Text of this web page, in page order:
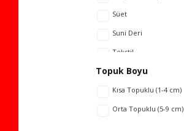
Süet
Suni Deri
Tekstil
Triko
Topuk Boyu
Kısa Topuklu (1-4 cm)
Orta Topuklu (5-9 cm)